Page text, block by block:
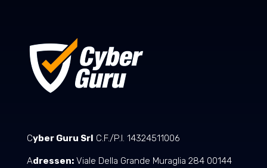
Cyber Guru Srl C.F./P.I. 14324511006
Adressen:Viale Della Grande Muraglia 284 00144